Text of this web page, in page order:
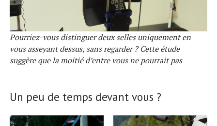
Pourriez-vous distinguer deux selles uniquement en
vous asseyant dessus, sans regarder ? Cette étude
suggère que la moitié d’entre vous ne pourrait pas
Un peu de temps devant vous ?